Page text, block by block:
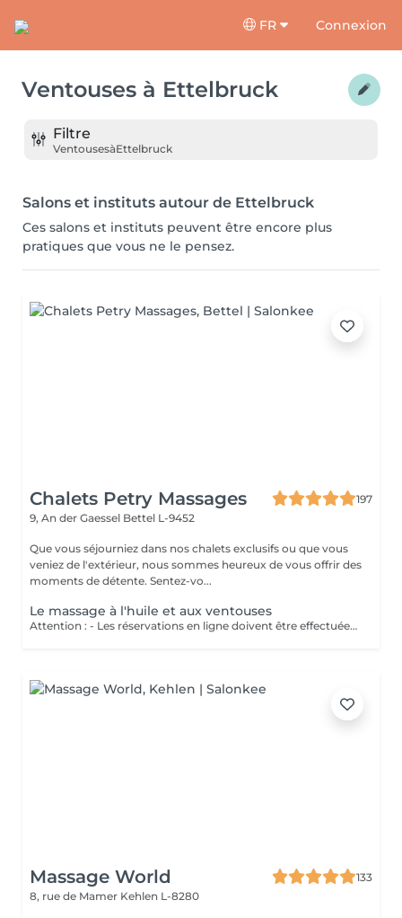
FR Connexion
Ventouses à Ettelbruck
Filtre
VentousesàEttelbruck
Salons et instituts autour de Ettelbruck
Ces salons et instituts peuvent être encore plus
pratiques que vous ne le pensez.
Chalets Petry Massages
197
9, An der Gaessel Bettel L-9452
Que vous séjourniez dans nos chalets exclusifs ou que vous
veniez de l'extérieur, nous sommes heureux de vous offrir des
moments de détente. Sentez-vo...
Le massage à l'huile et aux ventouses
Attention : - Les réservations en ligne doivent être effectuées au moins 24 heures à l'avance. - Si vous souhaitez réserver un massage à court terme (moins de 24 heures à l'avance), veuillez appeler le +49 173 390 20 62. - Si vous devez annuler le massage, nous vous demandons de le faire au moins 24 heures à l'avance, sinon nous devrons facturer 70 % du prix des massages. - Les employés et les horaires peuvent être adaptés si nécessaire, après consultation avec vous. Traite d'abord les tissus cutanés et musculaires. Ensuite, les ventouses dénouent les blocages énergétiques. Ce massage dynamise le sang, améliore la microcirculation et favorise l'élimination des toxines. Perfectionne la souplesse et la qualité de peau, tonifiant l'épiderme.
Massage World
133
8, rue de Mamer Kehlen L-8280